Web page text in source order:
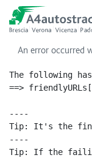
Skip to Main Content
Go to main menu
Go to footer
An error occurred
The following
==>
----
Tip: It's the
----
Tip: If the failing